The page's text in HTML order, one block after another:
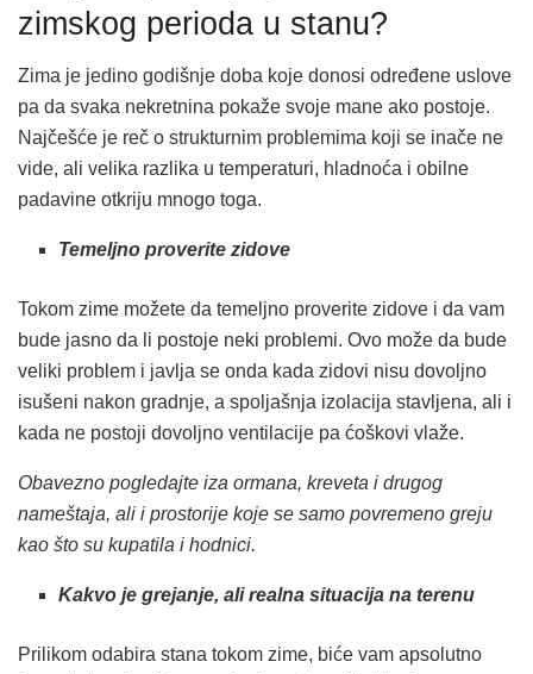
zimskog perioda u stanu?
Zima je jedino godišnje doba koje donosi određene uslove
pa da svaka nekretnina pokaže svoje mane ako postoje.
Najčešće je reč o strukturnim problemima koji se inače ne
vide, ali velika razlika u temperaturi, hladnoća i obilne
padavine otkriju mnogo toga.
Temeljno proverite zidove
Tokom zime možete da temeljno proverite zidove i da vam
bude jasno da li postoje neki problemi. Ovo može da bude
veliki problem i javlja se onda kada zidovi nisu dovoljno
isušeni nakon gradnje, a spoljašnja izolacija stavljena, ali i
kada ne postoji dovoljno ventilacije pa ćoškovi vlaže.
Obavezno pogledajte iza ormana, kreveta i drugog
nameštaja, ali i prostorije koje se samo povremeno greju
kao što su kupatila i hodnici.
Kakvo je grejanje, ali realna situacija na terenu
Prilikom odabira stana tokom zime, biće vam apsolutno